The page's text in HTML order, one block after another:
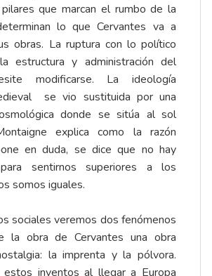
que marcan el rumbo de la
lo que Cervantes va a
obras. La ruptura con lo político
estructura y administración del
modificarse. La ideología
se vio sustituida por una
donde se sitúa al sol
explica como la razón
en duda, se dice que no hay
sentirnos superiores a los
somos iguales.
sociales veremos dos fenómenos
la obra de Cervantes una obra
la imprenta y la pólvora.
estos inventos al llegar a Europa